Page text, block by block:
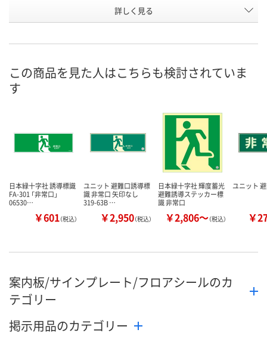
男
スタンドタ
付
お申込番
在庫 9点 6点 4点
カゴへ カ
詳しく見る
この商品を見た人はこちらも検討されていま
す
日本緑十字社 誘導標識
FA-301 「非常口」
06530…
￥601（税込）
ユニット 避難口誘導標
識 非常口 矢印なし
319-63B …
￥2,950（税込）
日本緑十字社 輝度蓄光
避難誘導ステッカー標
識 非常口
￥2,806～（税込）
ユニット
￥
案内板/サインプレート/フロアシールのカ
テゴリー
掲示用品のカテゴリー